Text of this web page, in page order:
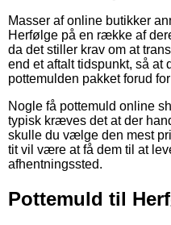
Masser af online butikker
Herfølge på en række af
da det stiller krav om at
end et aftalt tidspunkt, så at
pottemulden pakket forud
Nogle få pottemuld online
typisk kræves det at der
skulle du vælge den mest
tit vil være at få dem til at
afhentningssted.
Pottemuld til